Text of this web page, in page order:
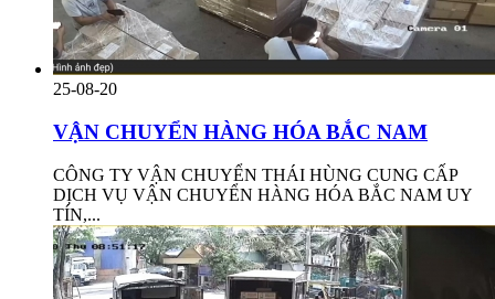
25-08-20
VẬN CHUYỂN HÀNG HÓA BẮC NAM
CÔNG TY VẬN CHUYỂN THÁI HÙNG CUNG CẤP
DỊCH VỤ VẬN CHUYỂN HÀNG HÓA BẮC NAM UY
TÍN,...